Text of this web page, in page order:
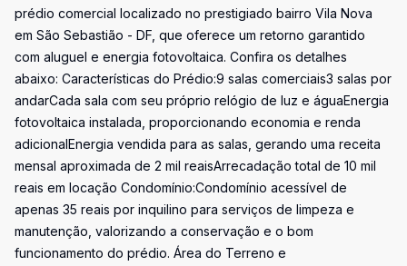
prédio comercial localizado no prestigiado bairro Vila Nova
em São Sebastião - DF, que oferece um retorno garantido
com aluguel e energia fotovoltaica. Confira os detalhes
abaixo: Características do Prédio:9 salas comerciais3 salas por
andarCada sala com seu próprio relógio de luz e águaEnergia
fotovoltaica instalada, proporcionando economia e renda
adicionalEnergia vendida para as salas, gerando uma receita
mensal aproximada de 2 mil reaisArrecadação total de 10 mil
reais em locação Condomínio:Condomínio acessível de
apenas 35 reais por inquilino para serviços de limpeza e
manutenção, valorizando a conservação e o bom
funcionamento do prédio. Área do Terreno e